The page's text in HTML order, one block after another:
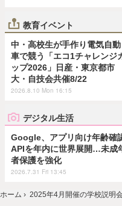
教育イベント
中・高校生が手作り電気自動
車で競う「エコ1チャレンジ
ップ2026」日産・東京都市
大・自技会共催8/22
2026.8.10 Mon 16:15
デジタル生活
Google、アプリ向け年齢確
APIを年内に世界展開…未成
者保護を強化
2026.7.31 Fri 13:45
ホーム › 2025年4月開催の学校説明